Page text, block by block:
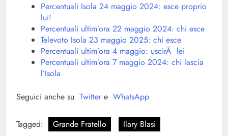
Percentuali Isola 24 maggio 2024: esce proprio
lui!
Percentuali ultim’ora 22 maggio 2024: chi esce
Televoto Isola 23 maggio 2025: chi esce
Percentuali ultim’ora 4 maggio: uscirÃ lei
Percentuali ultim’ora 7 maggio 2024: chi lascia
l’Isola
Seguici anche su Twitter e WhatsApp
Tagged: Grande Fratello Ilary Blasi